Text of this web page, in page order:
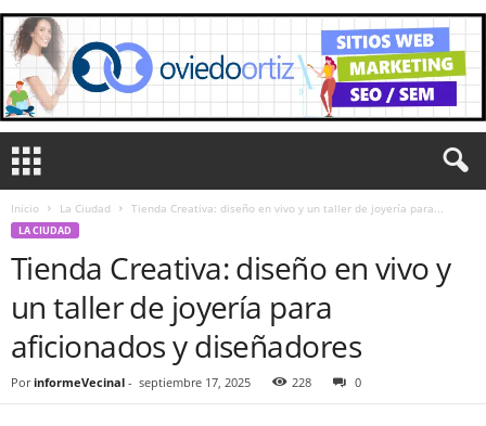
Inicio La Ciudad Tienda Creativa: diseño en vivo y un taller de joyería para...
LA CIUDAD
Tienda Creativa: diseño en vivo y
un taller de joyería para
aficionados y diseñadores
Por informeVecinal - septiembre 17, 2025 228 0